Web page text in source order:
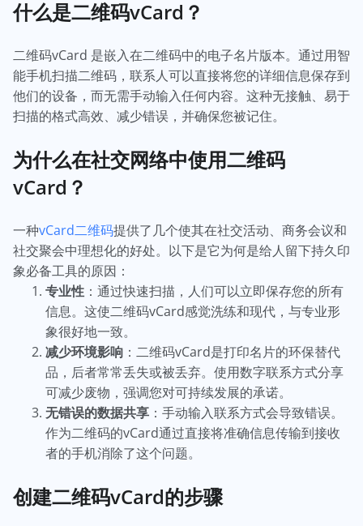
什么是二维码vCard？
二维码vCard 是嵌入在二维码中的电子名片版本。通过用智
能手机扫描二维码，联系人可以直接将您的详细信息保存到
他们的设备，而无需手动输入任何内容。这种无接触、易于
扫描的格式高效、减少错误，并确保您被记住。
为什么在社交网络中使用二维码
vCard？
一种vCard二维码提供了几个使其在社交活动、商务会议和
社交聚会中理想化的好处。以下是它为何是给人留下持久印
象必备工具的原因：
专业性 ：通过快速扫描，人们可以立即保存您的所有
信息。这使二维码vCard感觉洗练和现代，与专业形
象很好地一致。
减少环境影响 ：二维码vCard是打印名片的环保替代
品，后者常常丢失或被丢弃。使用数字联系方式分享
可减少废物，强调您对可持续发展的承诺。
无错误的数据共享 ：手动输入联系方式会导致错误。
作为二维码的vCard通过直接将准确信息传输到接收
者的手机消除了这个问题。
创建二维码vCard的步骤